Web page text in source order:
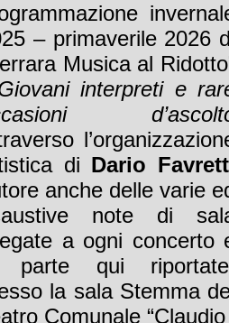
– primaverile 2026
Musica al
interpreti e
di Dario
anche delle varie
note di
a ogni concerto
parte qui
la sala Stemma
Comunale “Claudio